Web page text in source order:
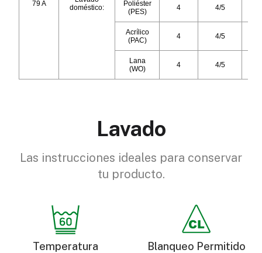
Lavado
Las instrucciones ideales para conservar
tu producto.
Temperatura
Blanqueo Permitido